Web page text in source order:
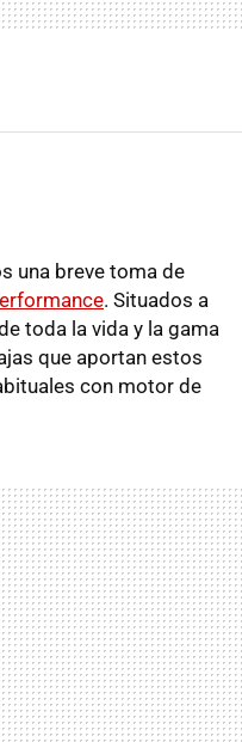
una breve toma de
. Situados a
toda la vida y la gama
que aportan estos
con motor de